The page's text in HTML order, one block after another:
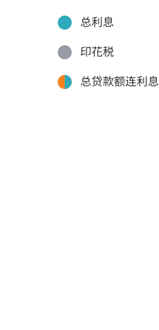
总利息
印花税
总贷款额连利息